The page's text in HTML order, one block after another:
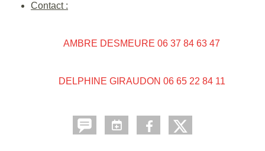
Contact :
AMBRE DESMEURE 06 37 84 63 47
DELPHINE GIRAUDON 06 65 22 84 11